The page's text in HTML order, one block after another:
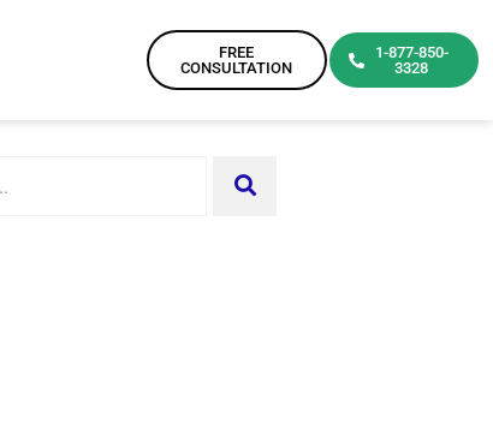
FREE
CONSULTATION
1-877-850-
3328
SEARCH